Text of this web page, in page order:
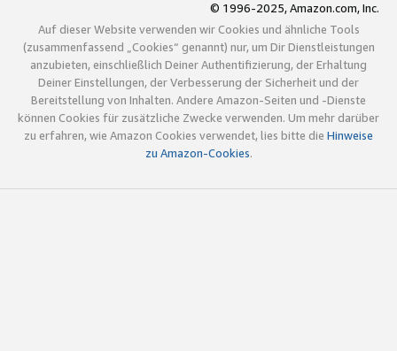
© 1996-2025, Amazon.com, Inc.
Auf dieser Website verwenden wir Cookies und ähnliche Tools
(zusammenfassend „Cookies“ genannt) nur, um Dir Dienstleistungen
anzubieten, einschließlich Deiner Authentifizierung, der Erhaltung
Deiner Einstellungen, der Verbesserung der Sicherheit und der
Bereitstellung von Inhalten. Andere Amazon-Seiten und -Dienste
können Cookies für zusätzliche Zwecke verwenden. Um mehr darüber
zu erfahren, wie Amazon Cookies verwendet, lies bitte die Hinweise
zu Amazon-Cookies.